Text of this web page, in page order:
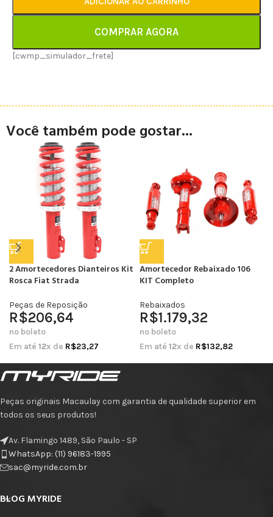
COMPRAR AGORA
[cwmp_simulador_frete]
Você também pode gostar...
2 Amortecedores Dianteiros Kit
Rosca Fiat Strada
Peças de Reposição
R$206,64
no boleto
Em até 12x de R$23,27
Amortecedor Rebaixado 106
KIT Completo
Rebaixados
R$1.179,32
no boleto
Em até 12x de R$132,82
Peças originais Macaulay com garantia de qualidade superior em
todos os seus produtos!
Av. Flamingo 1489, São Paulo - SP
WhatsApp: (11) 96183-1995
sac@myride.com.br
BLOG MYRIDE